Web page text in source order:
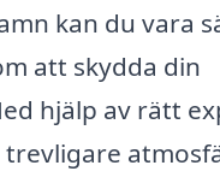
kan du vara
att skydda din
hjälp av rätt